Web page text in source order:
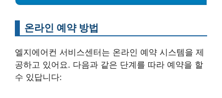
온라인 예약 방법
엘지에어컨 서비스센터는 온라인 예약 시스템을 제
공하고 있어요. 다음과 같은 단계를 따라 예약을 할
수 있답니다: